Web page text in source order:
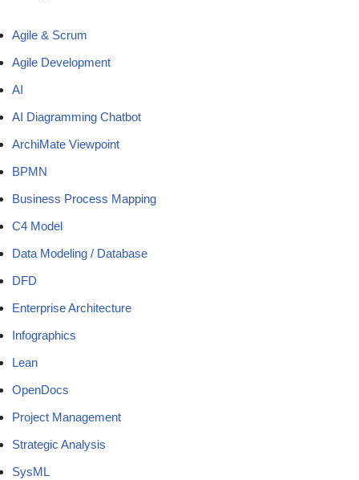
Agile & Scrum
Agile Development
AI
AI Diagramming Chatbot
ArchiMate Viewpoint
BPMN
Business Process Mapping
C4 Model
Data Modeling / Database
DFD
Enterprise Architecture
Infographics
Lean
OpenDocs
Project Management
Strategic Analysis
SysML